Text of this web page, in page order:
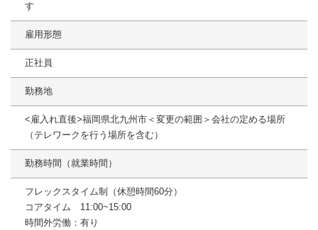
す
雇用形態
正社員
勤務地
<雇入れ直後>福岡県北九州市＜変更の範囲＞会社の定める場所
（テレワークを行う場所を含む）
勤務時間（就業時間）
フレックスタイム制（休憩時間60分）
コアタイム 11:00~15:00
時間外労働：有り